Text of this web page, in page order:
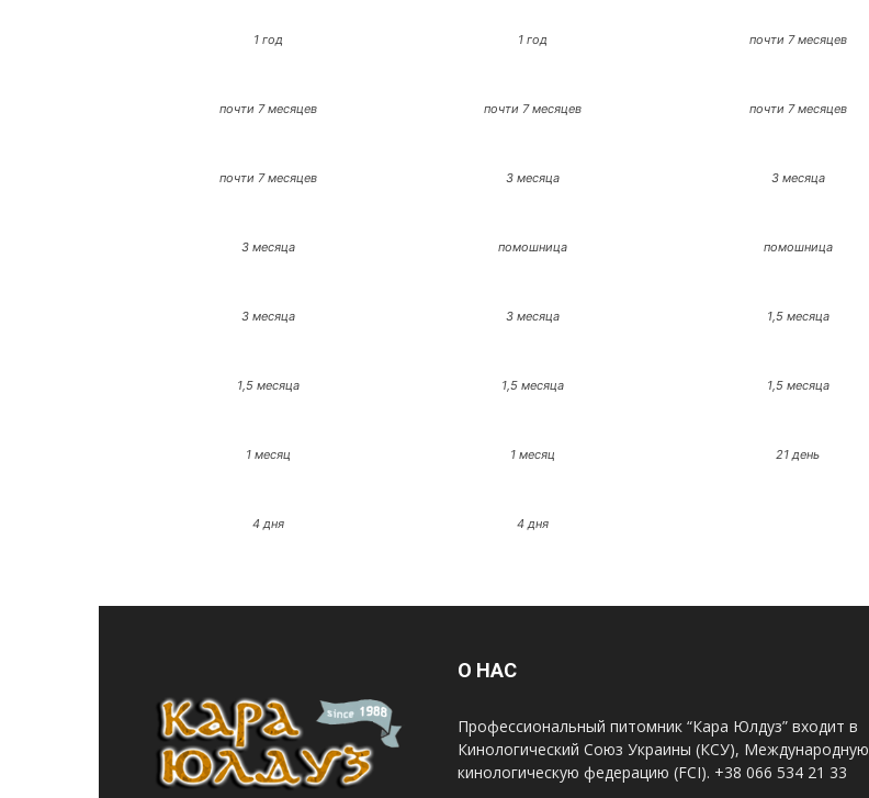
1 год 1 год почти 7 месяцев
почти 7 месяцев почти 7 месяцев почти 7 месяцев
почти 7 месяцев 3 месяца 3 месяца
3 месяца помошница помошница
3 месяца 3 месяца 1,5 месяца
1,5 месяца 1,5 месяца 1,5 месяца
1 месяц 1 месяц 21 день
4 дня 4 дня
О НАС
Профессиональный питомник “Кара Юлдуз” входит в
Кинологический Союз Украины (КСУ), Международную
кинологическую федерацию (FCI). +38 066 534 21 33